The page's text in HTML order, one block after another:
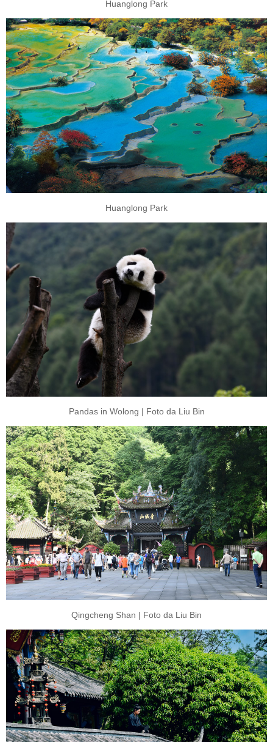
Huanglong Park
Huanglong Park
Pandas in Wolong | Foto da Liu Bin
Qingcheng Shan | Foto da Liu Bin